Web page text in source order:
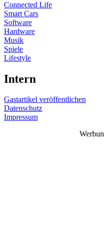
Connected Life
Smart Cars
Software
Hardware
Musik
Spiele
Lifestyle
Intern
Gastartikel veröffentlichen
Datenschutz
Impressum